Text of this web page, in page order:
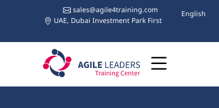
sales@agile4training.com
UAE, Dubai Investment Park First English